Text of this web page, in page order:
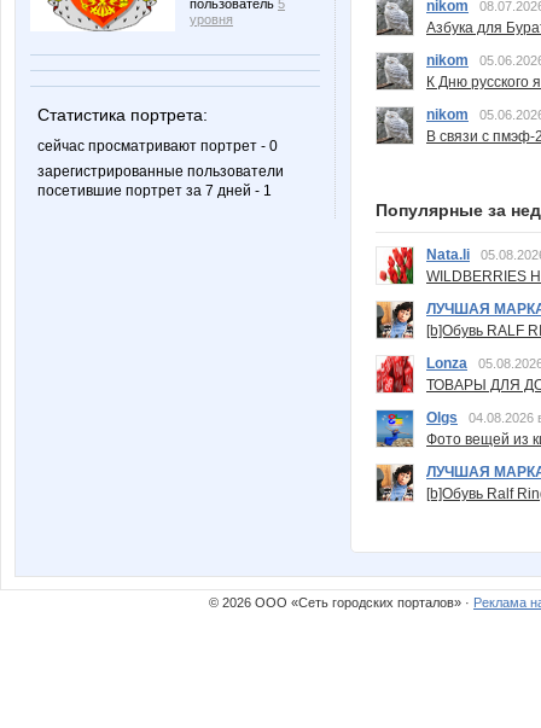
пользователь 5
уровня
Статистика портрета:
сейчас просматривают портрет - 0
зарегистрированные пользователи
посетившие портрет за 7 дней - 1
nikom
Азбука для
nikom
К Дню русского
nikom
В связи с пмэф-
Популярные за
Nata.li
ЛУЧШАЯ
[b]Обувь RALF
Lonza
ТОВАРЫ ДЛЯ
Olgs
04.08.2026
Фото вещей из
ЛУЧШАЯ
[b]Обувь Ralf
© 2026 ООО «Сеть городских порталов» · Реклама